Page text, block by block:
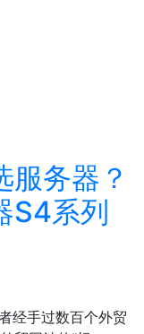
服务器？
S4系列
经手过数百个外贸